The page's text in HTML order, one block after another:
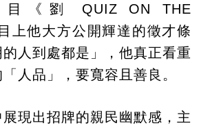
《劉 QUIZ ON THE
上他大方公開輝達的徵才條
人到處都是」，他真正看重
人品」，要寬容且善良。
現出招牌的親民幽默感，主